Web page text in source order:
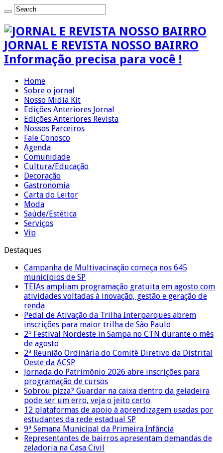
JORNAL E REVISTA NOSSO BAIRRO
Informação precisa para você !
Home
Sobre o jornal
Nosso Midia Kit
Edições Anteriores Jornal
Edições Anteriores Revista
Nossos Parceiros
Fale Conosco
Agenda
Comunidade
Cultura/Educação
Decoração
Gastronomia
Carta do Leitor
Moda
Saúde/Estética
Serviços
Vip
Destaques
Campanha de Multivacinação começa nos 645
municípios de SP
TEIAs ampliam programação gratuita em agosto com
atividades voltadas à inovação, gestão e geração de
renda
Pedal de Ativação da Trilha Interparques abrem
inscrições para maior trilha de São Paulo
2º Festival Nordeste in Sampa no CTN durante o mês
de agosto
2ª Reunião Ordinária do Comitê Diretivo da Distrital
Oeste da ACSP
Jornada do Patrimônio 2026 abre inscrições para
programação de cursos
Sobrou pizza? Guardar na caixa dentro da geladeira
pode ser um erro, veja o jeito certo
12 plataformas de apoio à aprendizagem usadas por
estudantes da rede estadual SP
9ª Semana Municipal da Primeira Infância
Representantes de bairros apresentam demandas de
zeladoria na Casa Civil